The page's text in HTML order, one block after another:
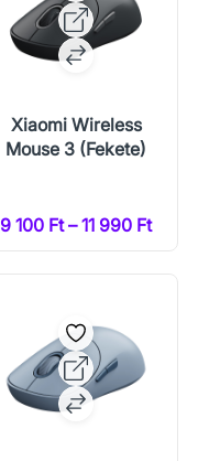
Xiaomi Wireless
Mouse 3 (Fekete)
9 100 Ft – 11 990 Ft